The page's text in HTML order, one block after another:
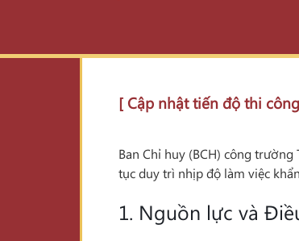
[ Cập nhật tiến độ thi
Ban Chỉ huy (BCH) công
tục duy trì nhịp độ làm việc
1. Nguồn lực và